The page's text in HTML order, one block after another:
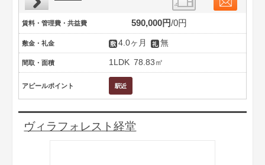
賃料・管理費・共益費 590,000円 0円
敷金・礼金 4.0ヶ月 無
間取・面積 1LDK 78.83㎡
アピールポイント
ヴィラフォレスト経堂